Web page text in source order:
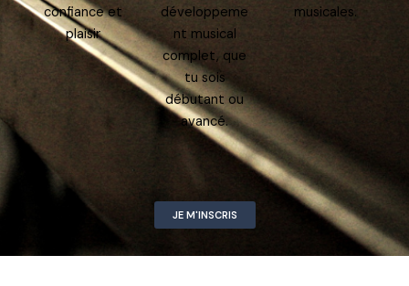
confiance et
plaisir
développeme
nt musical
complet, que
tu sois
débutant ou
avancé.
musicales.
JE M'INSCRIS